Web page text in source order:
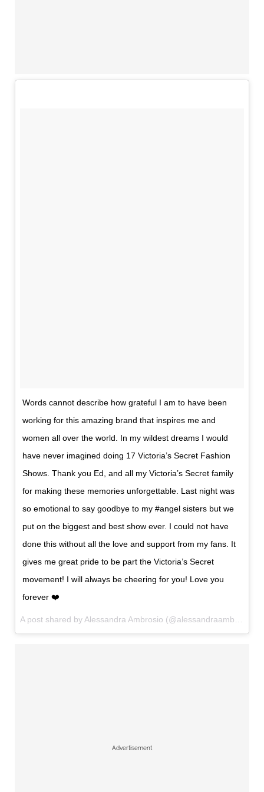
Words cannot describe how grateful I am to have been
working for this amazing brand that inspires me and
women all over the world. In my wildest dreams I would
have never imagined doing 17 Victoria’s Secret Fashion
Shows. Thank you Ed, and all my Victoria’s Secret family
for making these memories unforgettable. Last night was
so emotional to say goodbye to my #angel sisters but we
put on the biggest and best show ever. I could not have
done this without all the love and support from my fans. It
gives me great pride to be part the Victoria’s Secret
movement! I will always be cheering for you! Love you
forever ❤️
Advertisement